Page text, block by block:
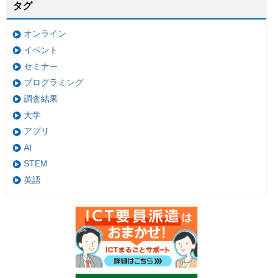
タグ
オンライン
イベント
セミナー
プログラミング
調査結果
大学
アプリ
AI
STEM
英語